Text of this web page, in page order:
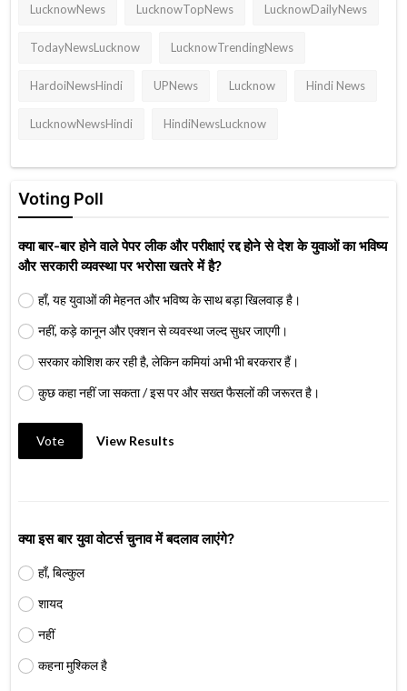
LucknowNews LucknowTopNews LucknowDailyNews
TodayNewsLucknow LucknowTrendingNews
HardoiNewsHindi UPNews Lucknow Hindi News
LucknowNewsHindi HindiNewsLucknow
Voting Poll
क्या बार-बार होने वाले पेपर लीक और परीक्षाएं रद्द होने से देश के युवाओं का भविष्य
और सरकारी व्यवस्था पर भरोसा खतरे में है?
हाँ, यह युवाओं की मेहनत और भविष्य के साथ बड़ा खिलवाड़ है।
नहीं, कड़े कानून और एक्शन से व्यवस्था जल्द सुधर जाएगी।
सरकार कोशिश कर रही है, लेकिन कमियां अभी भी बरकरार हैं।
कुछ कहा नहीं जा सकता / इस पर और सख्त फैसलों की जरूरत है।
Vote View Results
क्या इस बार युवा वोटर्स चुनाव में बदलाव लाएंगे?
हाँ, बिल्कुल
शायद
नहीं
कहना मुश्किल है